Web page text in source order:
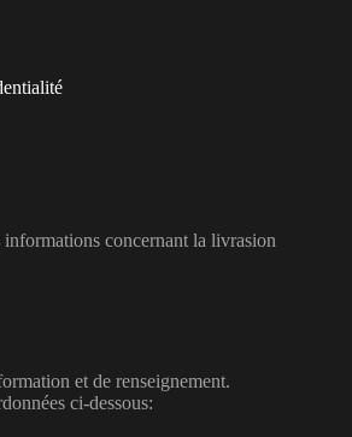
concernant la livrasion
et de renseignement.
ci-dessous: